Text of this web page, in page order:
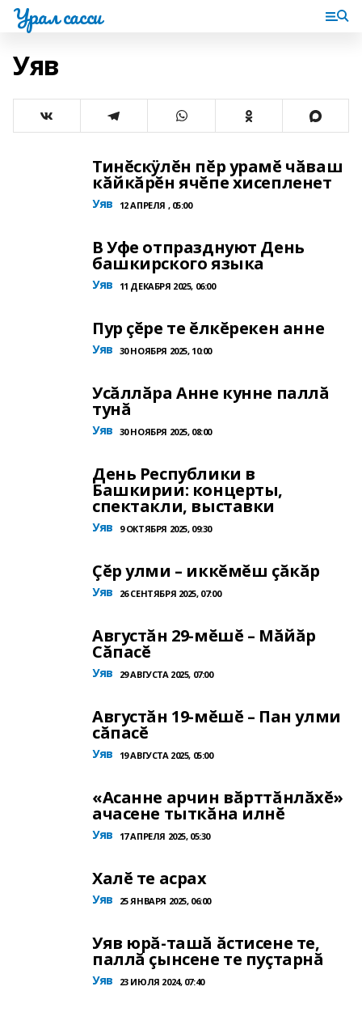
Урал сасси
Уяв
Тинĕскÿлĕн пĕр урамĕ чăваш
кăйкăрĕн ячĕпе хисепленет
Уяв 12 АПРЕЛЯ , 05:00
В Уфе отпразднуют День
башкирского языка
Уяв 11 ДЕКАБРЯ 2025, 06:00
Пур çĕре те ĕлкĕрекен анне
Уяв 30 НОЯБРЯ 2025, 10:00
Усăллăра Анне кунне паллă
тунă
Уяв 30 НОЯБРЯ 2025, 08:00
День Республики в
Башкирии: концерты,
спектакли, выставки
Уяв 9 ОКТЯБРЯ 2025, 09:30
Çĕр улми – иккĕмĕш çăкăр
Уяв 26 СЕНТЯБРЯ 2025, 07:00
Августăн 29-мĕшĕ – Мăйăр
Сăпасĕ
Уяв 29 АВГУСТА 2025, 07:00
Августăн 19-мĕшĕ – Пан улми
сăпасĕ
Уяв 19 АВГУСТА 2025, 05:00
«Асанне арчин вăрттăнлăхĕ»
ачасене тыткăна илнĕ
Уяв 17 АПРЕЛЯ 2025, 05:30
Халĕ те асрах
Уяв 25 ЯНВАРЯ 2025, 06:00
Уяв юрă-ташă ăстисене те,
паллă çынсене те пуçтарнă
Уяв 23 ИЮЛЯ 2024, 07:40